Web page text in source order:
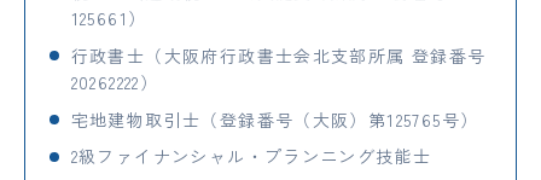
125661）
行政書士（大阪府行政書士会北支部所属 登録番号
20262222）
宅地建物取引士（登録番号（大阪）第125765号）
2級ファイナンシャル・プランニング技能士